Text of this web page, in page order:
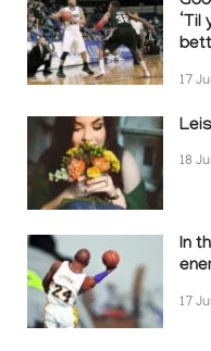
17
18
In
17